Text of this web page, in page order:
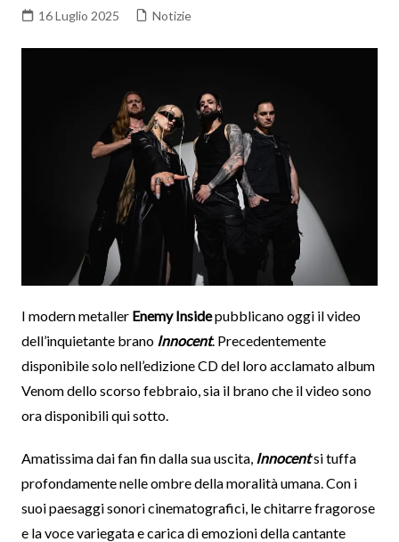
16 Luglio 2025 Notizie
I modern metaller Enemy Insidepubblicano oggi il video
dell’inquietante brano Innocent. Precedentemente
disponibile solo nell’edizione CD del loro acclamato album
Venom dello scorso febbraio, sia il brano che il video sono
ora disponibili qui sotto.
Amatissima dai fan fin dalla sua uscita, Innocentsi tuffa
profondamente nelle ombre della moralità umana. Con i
suoi paesaggi sonori cinematografici, le chitarre fragorose
e la voce variegata e carica di emozioni della cantante